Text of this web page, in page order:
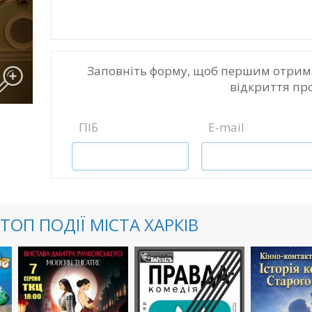
Заповніть форму, щоб першим
відкриття
ПІБ E-mail
ПОДІЇ МІСТА ХАРКІВ